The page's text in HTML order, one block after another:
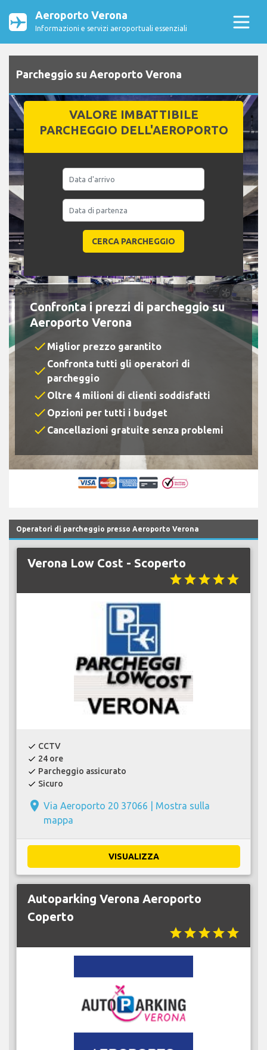
Aeroporto Verona
Informazioni e servizi aeroportuali essenziali
Parcheggio su Aeroporto Verona
VALORE IMBATTIBILE
PARCHEGGIO DELL'AEROPORTO
Confronta i prezzi di parcheggio su
Aeroporto Verona
check Miglior prezzo garantito
check Confronta tutti gli operatori di
parcheggio
check Oltre 4 milioni di clienti soddisfatti
check Opzioni per tutti i budget
check Cancellazioni gratuite senza problemi
Operatori di parcheggio presso Aeroporto Verona
Verona Low Cost - Scoperto
starstarstarstarstar
check CCTV
check 24 ore
check Parcheggio assicurato
check Sicuro
place Via Aeroporto 20 37066 | Mostra sulla
mappa
VISUALIZZA
Autoparking Verona Aeroporto
Coperto
starstarstarstarstar